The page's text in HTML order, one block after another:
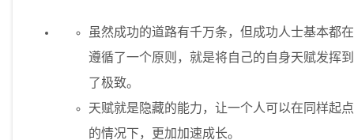
虽然成功的道路有千万条，但成功人士基本都在
遵循了一个原则，就是将自己的自身天赋发挥到
了极致。
天赋就是隐藏的能力，让一个人可以在同样起点
的情况下，更加加速成长。